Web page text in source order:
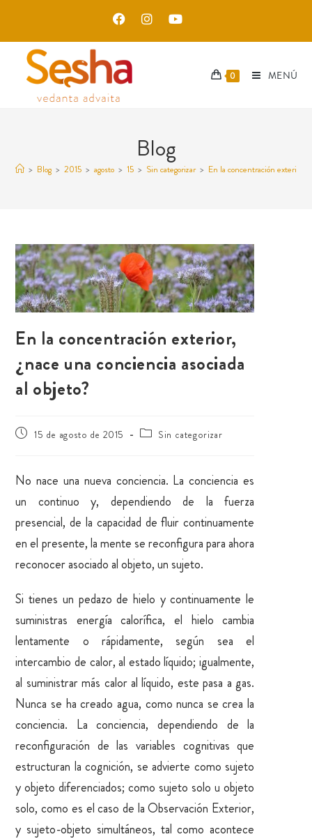
0 MENÚ
Blog
> Blog > 2015 > agosto > 15 > Sin categorizar > En la concentración exterior,
En la concentración exterior,
¿nace una conciencia asociada
al objeto?
15 de agosto de 2015 Sin categorizar
No nace una nueva conciencia. La conciencia es
un continuo y, dependiendo de la fuerza
presencial, de la capacidad de fluir continuamente
en el presente, la mente se reconfigura para ahora
reconocer asociado al objeto, un sujeto.
Si tienes un pedazo de hielo y continuamente le
suministras energía calorífica, el hielo cambia
lentamente o rápidamente, según sea el
intercambio de calor, al estado líquido; igualmente,
al suministrar más calor al líquido, este pasa a gas.
Nunca se ha creado agua, como nunca se crea la
conciencia. La conciencia, dependiendo de la
reconfiguración de las variables cognitivas que
estructuran la cognición, se advierte como sujeto
y objeto diferenciados; como sujeto solo u objeto
solo, como es el caso de la Observación Exterior,
y sujeto-objeto simultáneos, tal como acontece